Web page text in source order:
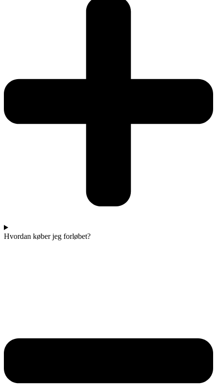
Hvordan køber jeg forløbet?